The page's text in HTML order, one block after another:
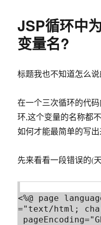
资
手
打
包
习
及
研
究
JSP循环中
变量名?
标题我也不知道怎么
在一个三次循环的代
环,这个变量的名称都
如何才能最简单的写出
先来看看一段错误的(
<%@ page
="text/html;